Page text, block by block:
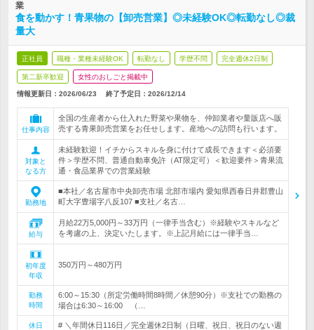
業
食を動かす！青果物の【卸売営業】◎未経験OK◎転勤なし◎裁
量大
正社員 職種・業種未経験OK 転勤なし 学歴不問 完全週休2日制
第二新卒歓迎 女性のおしごと掲載中
情報更新日：2026/06/23 終了予定日： 2026/12/14
仕事内容
全国の生産者から仕入れた野菜や果物を、仲卸業者や量販店へ販
売する青果卸売営業をお任せします。産地への訪問も行います。
対象と
なる方
未経験歓迎！イチからスキルを身に付けて成長できます＜必須要
件＞学歴不問、普通自動車免許（AT限定可）＜歓迎要件＞青果流
通・食品業界での営業経験
勤務地
■本社／名古屋市中央卸売市場 北部市場内 愛知県西春日井郡豊山
町大字豊場字八反107 ■支社／名古…
給与
月給22万5,000円～33万円（一律手当含む）※経験やスキルなど
を考慮の上、決定いたします。※上記月給には一律手当…
初年度
年収
350万円～480万円
勤務
時間
6:00～15:30（所定労働時間8時間／休憩90分）※支社での勤務の
場合は6:30～16:00 （…
休日
# ＼年間休日116日／完全週休2日制（日曜、祝日、祝日のない週